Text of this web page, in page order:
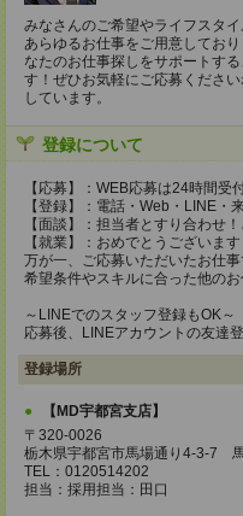
みなさんのご希望やライフスタ
あらゆるお仕事をご用意してお
なたのお仕事探しをサポートす
す！ぜひお気軽にご応募くださ
しています。
登録について
【応募】：WEB応募は24時間受
【登録】：電話・Web・LINE
【面談】：担当者とすり合わせ
【就業】：おめでとうございま
万が一、ご応募いただいたお仕
希望条件やスキルに合った他のお
～LINEでのスタッフ登録もOK～
応募後、LINEアカウントの友達
登録場所
【MD宇都宮支店】
〒320-0026
栃木県宇都宮市馬場通り4-3-7
TEL：0120514202
担当：採用担当：田口